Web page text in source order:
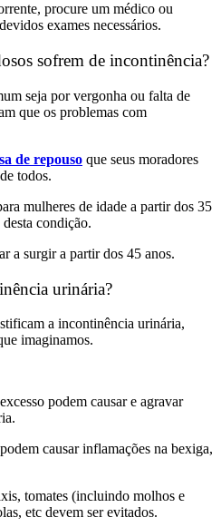
procure um médico ou
exames necessários.
sofrem de incontinência?
seja por vergonha ou falta de
que os problemas com
de repouso que seus moradores
todos.
mulheres de idade a partir dos 35
condição.
a surgir a partir dos 45 anos.
urinária?
a incontinência urinária,
imaginamos.
podem causar e agravar
causar inflamações na bexiga,
tomates (incluindo molhos e
etc devem ser evitados.